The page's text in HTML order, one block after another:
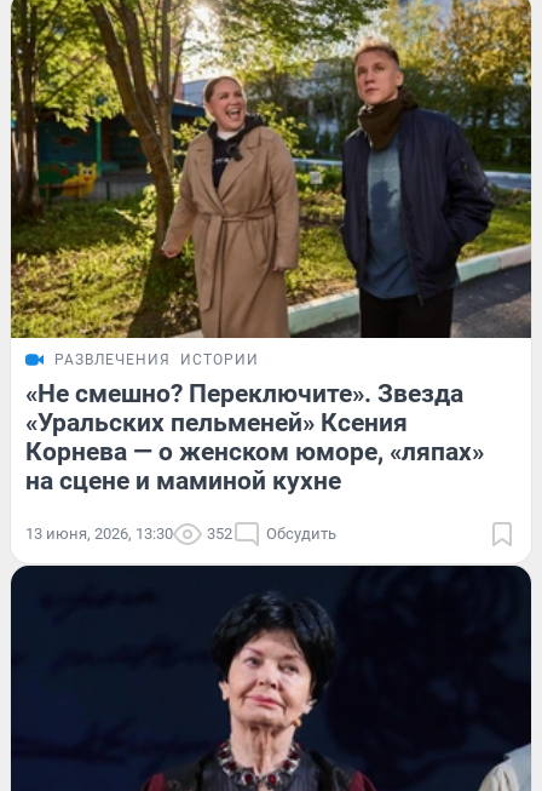
РАЗВЛЕЧЕНИЯ ИСТОРИИ
«Не смешно? Переключите». Звезда
«Уральских пельменей» Ксения
Корнева — о женском юморе, «ляпах»
на сцене и маминой кухне
13 июня, 2026, 13:30 352 Обсудить